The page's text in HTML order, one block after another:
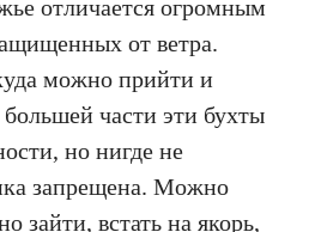
отличается огромным
от ветра.
можно прийти и
части эти бухты
но нигде не
запрещена. Можно
зайти, встать на якорь,